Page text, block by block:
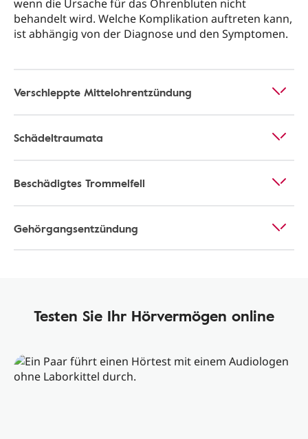
wenn die Ursache für das Ohrenbluten nicht
behandelt wird. Welche Komplikation auftreten kann,
ist abhängig von der Diagnose und den Symptomen.
Verschleppte Mittelohrentzündung
Schädeltraumata
Beschädigtes Trommelfell
Gehörgangsentzündung
Testen Sie Ihr Hörvermögen online